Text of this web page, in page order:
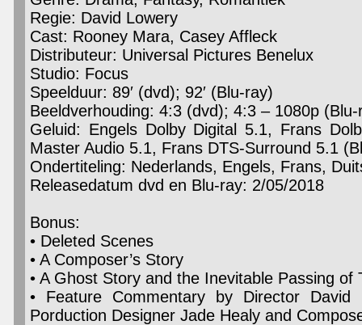
Regie: David Lowery
Cast: Rooney Mara, Casey Affleck
Distributeur: Universal Pictures Benelux
Studio: Focus
Speelduur: 89′ (dvd); 92′ (Blu-ray)
Beeldverhouding: 4:3 (dvd); 4:3 – 1080p (Blu-
Geluid: Engels Dolby Digital 5.1, Frans
Master Audio 5.1, Frans DTS-Surround 5.1
Ondertiteling: Nederlands, Engels, Frans,
Releasedatum dvd en Blu-ray: 2/05/2018
Bonus:
• Deleted Scenes
• A Composer’s Story
• A Ghost Story and the Inevitable Passing of
• Feature Commentary by Director
Porduction Designer Jade Healy and